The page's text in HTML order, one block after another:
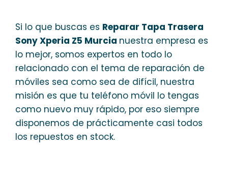
Si lo que buscas es Reparar Tapa Trasera
Sony Xperia Z5 Murcia nuestra empresa es
lo mejor, somos expertos en todo lo
relacionado con el tema de reparación de
móviles sea como sea de difícil, nuestra
misión es que tu teléfono móvil lo tengas
como nuevo muy rápido, por eso siempre
disponemos de prácticamente casi todos
los repuestos en stock.